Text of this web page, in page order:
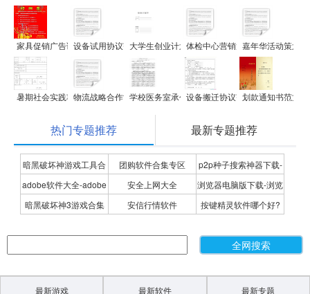
家具促销广告语范文设备试用协议范文大学生创业计划书范文体检中心营销策划方案范文
嘉年华活动策划
暑期社会实践项目申报书范文
物流战略合作协议范文学校医务室承包经营协议范文
设备搬迁协议范文划款通知书范文
热门专题推荐 最新专题推荐
暗黑破坏神游戏工具合
集
团购软件合集专区
p2p种子搜索神器下载-
P2P种子搜索神器专题
adobe软件大全-adobe
全系列软件下载-adobe
安全上网大全
浏览器电脑版下载-浏览
器下载合集
暗黑破坏神3游戏合集 安信行情软件
按键精灵软件哪个好?
最新游戏 最新软件 最新专题